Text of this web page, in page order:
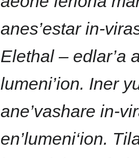
anes’estar in-
Elethal – edlar’a
lumeni’ion. Iner
ane’vashare in-
en’lumeni‘ion.